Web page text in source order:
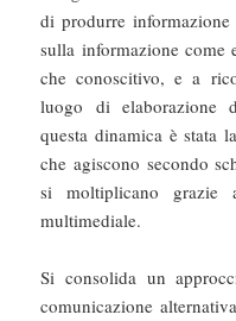
di produrre
sulla informazione come
che conoscitivo, e a
luogo di elaborazione
questa dinamica è stata
che agiscono secondo
si moltiplicano grazie
multimediale.
Si consolida un
comunicazione